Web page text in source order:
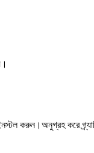
করুন।অনুগ্রহ করে